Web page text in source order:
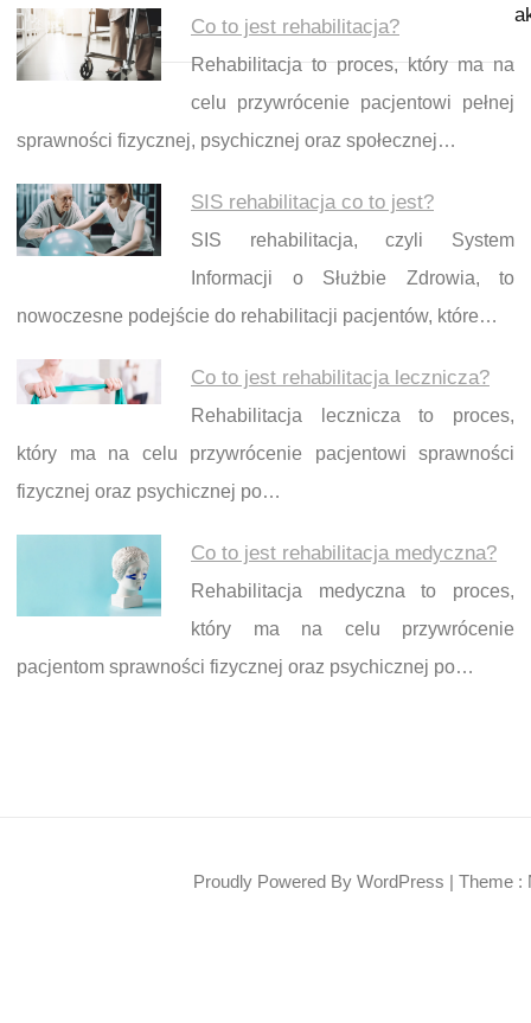
Co to jest rehabilitacja?
Rehabilitacja to proces, który ma na
celu przywrócenie pacjentowi pełnej
sprawności fizycznej, psychicznej oraz społecznej…
SIS rehabilitacja co to jest?
SIS rehabilitacja, czyli System
Informacji o Służbie Zdrowia, to
nowoczesne podejście do rehabilitacji pacjentów, które…
Co to jest rehabilitacja lecznicza?
Rehabilitacja lecznicza to proces,
który ma na celu przywrócenie pacjentowi sprawności
fizycznej oraz psychicznej po…
Co to jest rehabilitacja medyczna?
Rehabilitacja medyczna to proces,
który ma na celu przywrócenie
pacjentom sprawności fizycznej oraz psychicznej po…
Proudly Powered By WordPress | Theme :